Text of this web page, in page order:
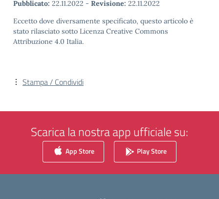
Pubblicato: 22.11.2022 - Revisione: 22.11.2022
Eccetto dove diversamente specificato, questo articolo è
stato rilasciato sotto Licenza Creative Commons
Attribuzione 4.0 Italia.
Stampa / Condividi
Scarica la nostra app ufficiale su:
App Store Play Store